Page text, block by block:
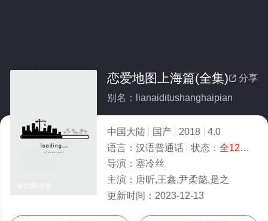
 分享
恋爱地图上海篇(全集)
别名：lianaiditushanghaipian
中国大陆 国产 2018
4.0
语言： 汉语普通话 状态： 全12集
导演： 塞冷丝
主演： 唐昕,王鑫,尹柔懿,是之
更新时间： 2023-12-13